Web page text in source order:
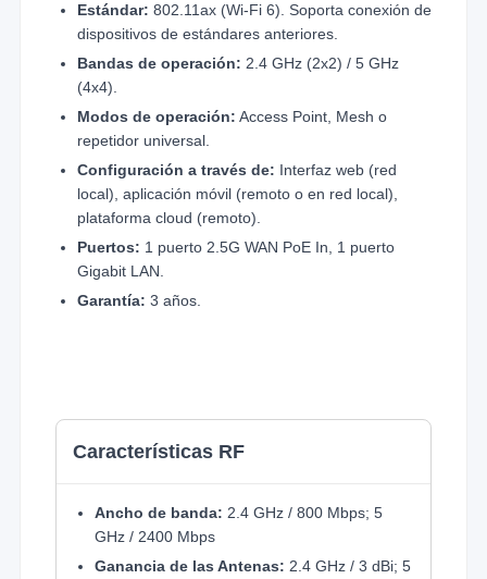
Estándar: 802.11ax (Wi-Fi 6). Soporta conexión de
dispositivos de estándares anteriores.
Bandas de operación: 2.4 GHz (2x2) / 5 GHz
(4x4).
Modos de operación: Access Point, Mesh o
repetidor universal.
Configuración a través de: Interfaz web (red
local), aplicación móvil (remoto o en red local),
plataforma cloud (remoto).
Puertos: 1 puerto 2.5G WAN PoE In, 1 puerto
Gigabit LAN.
Garantía: 3 años.
Características RF
Ancho de banda: 2.4 GHz / 800 Mbps; 5
GHz / 2400 Mbps
Ganancia de las Antenas: 2.4 GHz / 3 dBi; 5